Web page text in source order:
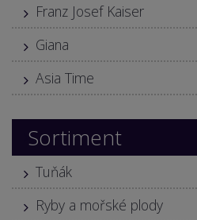
Franz Josef Kaiser
Giana
Asia Time
Sortiment
Tuňák
Ryby a mořské plody